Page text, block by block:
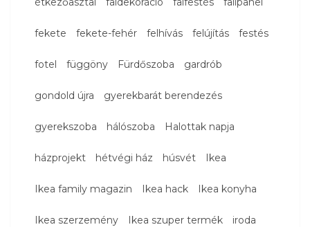
fekete fekete-fehér felhívás felújítás festés
fotel függöny Fürdőszoba gardrób
gondold újra gyerekbarát berendezés
gyerekszoba hálószoba Halottak napja
házprojekt hétvégi ház húsvét Ikea
Ikea family magazin Ikea hack Ikea konyha
Ikea szerzemény Ikea szuper termék iroda